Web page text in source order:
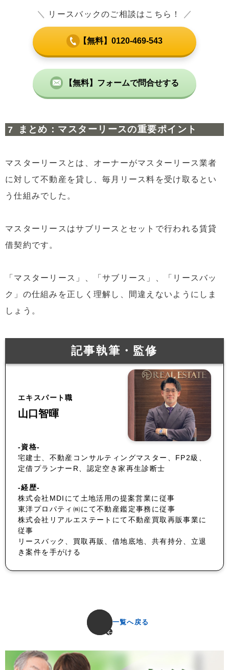
＼ リースバックのご相談はこちら！ ／
【無料】0120-469-543
【無料】フォームで問合せする
まとめ：マスターリースの重要ポイント
マスターリースとは、オーナーがマスターリース業者
に対して不動産を貸し、毎月リース料を受け取るとい
う仕組みでした。
マスターリースはサブリースとセットで行われる賃貸
借契約です。
「マスターリース」、「サブリース」、「リースバッ
ク」の仕組みを正しく理解し、間違えないようにしま
しょう。
記事執筆・監修
エキスパート職
山口智暉
-資格-
宅建士、不動産コンサルティングマスター、FP2級、
定借プランナーR、認定空き家再生診断士
-経歴-
株式会社MDIにて土地活用の提案営業に従事
東洋プロパティ㈱にて不動産鑑定事務に従事
株式会社リアルエステートにて不動産買取再販事業に
従事
リースバック、買取再販、借地底地、共有持分、立退
き案件を手がける
一覧へ戻る